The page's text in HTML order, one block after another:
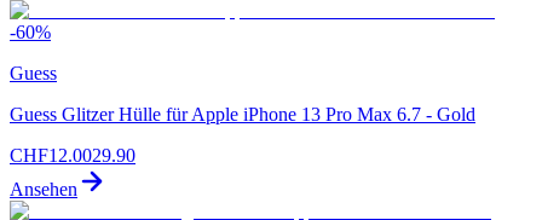
-60%
Guess
Guess Glitzer Hülle für Apple iPhone 13 Pro Max 6.7 - Gold
CHF12.0029.90
Ansehen